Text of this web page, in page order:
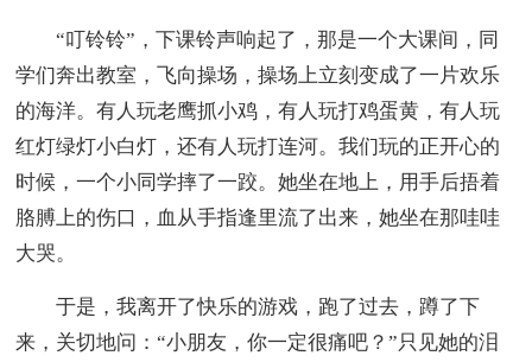
“叮铃铃”，下课铃声响起了，那是一个大课间，同
学们奔出教室，飞向操场，操场上立刻变成了一片欢乐
的海洋。有人玩老鹰抓小鸡，有人玩打鸡蛋黄，有人玩
红灯绿灯小白灯，还有人玩打连河。我们玩的正开心的
时候，一个小同学摔了一跤。她坐在地上，用手后捂着
胳膊上的伤口，血从手指逢里流了出来，她坐在那哇哇
大哭。
于是，我离开了快乐的游戏，跑了过去，蹲了下
来，关切地问：“小朋友，你一定很痛吧？”只见她的泪